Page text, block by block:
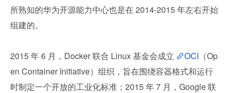
所熟知的华为开源能力中心也是在 2014-2015 年左右开始
组建的。
2015 年 6 月，Docker 联合 Linux 基金会成立 OCI （Op
en Container Initiative）组织，旨在围绕容器格式和运行
时制定一个开放的工业化标准；2015 年 7 月，Google 联